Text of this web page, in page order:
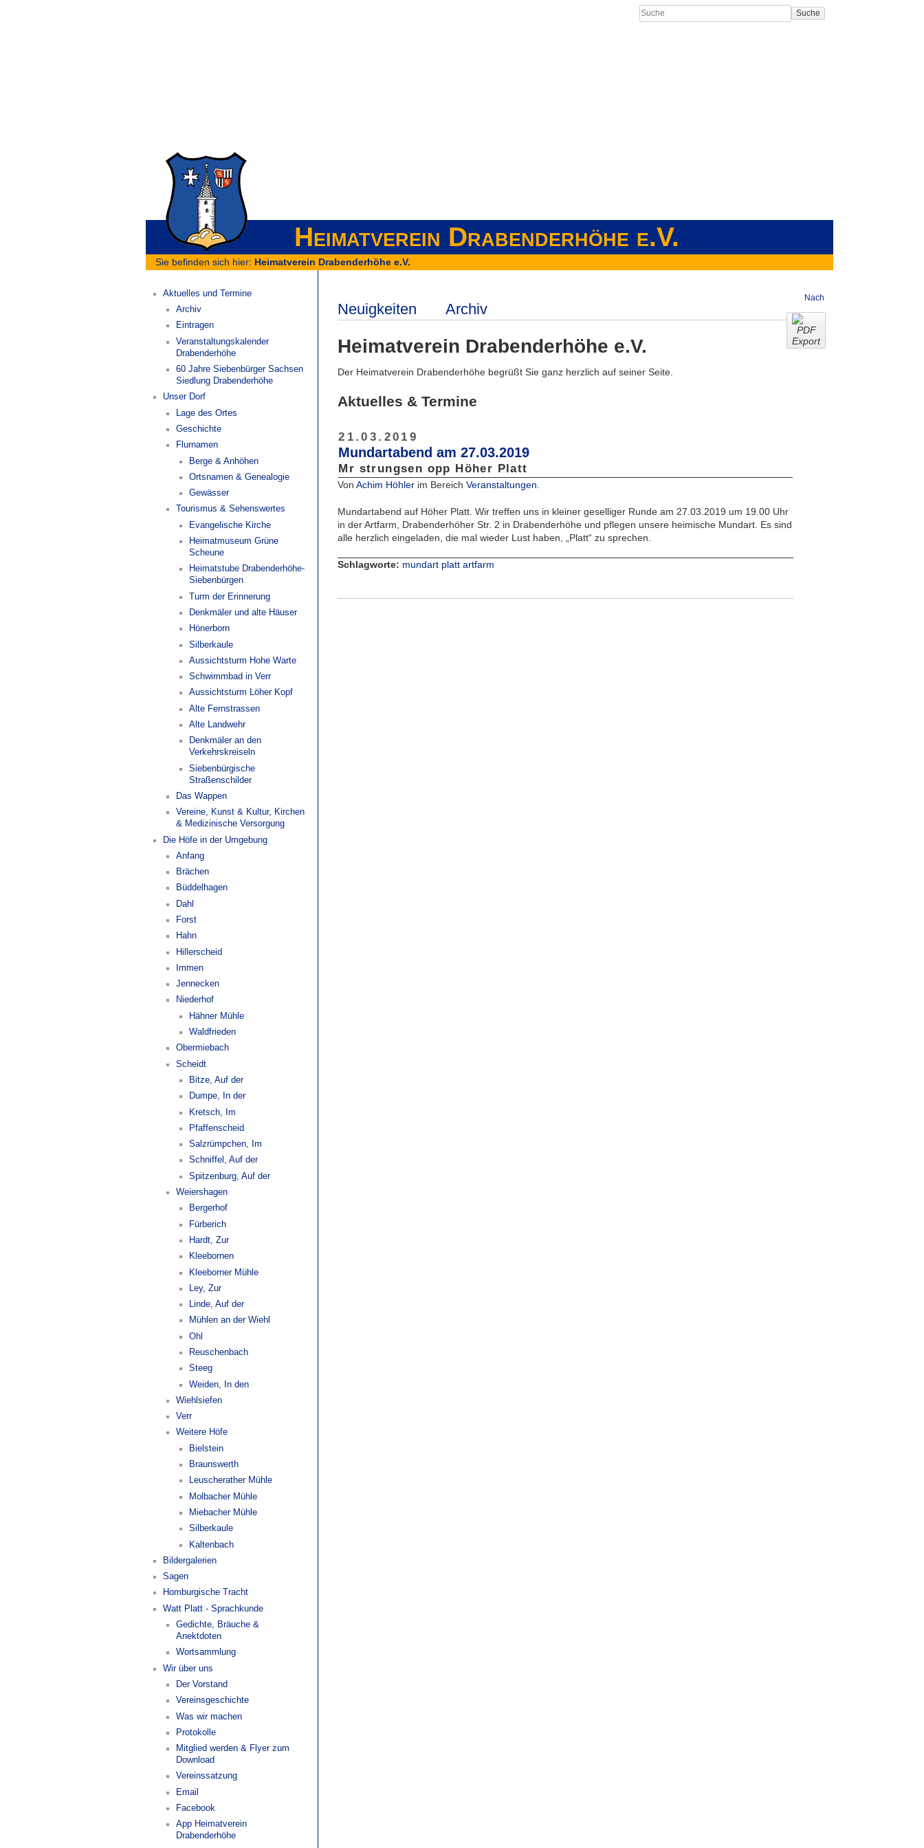
Heimatverein Drabenderhöhe e.V.
Suche
Sie befinden sich hier: Heimatverein Drabenderhöhe e.V.
Aktuelles und Termine
Archiv
Eintragen
Veranstaltungskalender
Drabenderhöhe
60 Jahre Siebenbürger Sachsen
Siedlung Drabenderhöhe
Unser Dorf
Lage des Ortes
Geschichte
Flurnamen
Berge & Anhöhen
Ortsnamen & Genealogie
Gewässer
Tourismus & Sehenswertes
Evangelische Kirche
Heimatmuseum Grüne
Scheune
Heimatstube Drabenderhöhe-
Siebenbürgen
Turm der Erinnerung
Denkmäler und alte Häuser
Hönerborn
Silberkaule
Aussichtsturm Hohe Warte
Schwimmbad in Verr
Aussichtsturm Löher Kopf
Alte Fernstrassen
Alte Landwehr
Denkmäler an den
Verkehrskreiseln
Siebenbürgische
Straßenschilder
Das Wappen
Vereine, Kunst & Kultur, Kirchen
& Medizinische Versorgung
Die Höfe in der Umgebung
Anfang
Brächen
Büddelhagen
Dahl
Forst
Hahn
Hillerscheid
Immen
Jennecken
Niederhof
Hähner Mühle
Waldfrieden
Obermiebach
Scheidt
Bitze, Auf der
Dumpe, In der
Kretsch, Im
Pfaffenscheid
Salzrümpchen, Im
Schniffel, Auf der
Spitzenburg, Auf der
Weiershagen
Bergerhof
Fürberich
Hardt, Zur
Kleebornen
Kleeborner Mühle
Ley, Zur
Linde, Auf der
Mühlen an der Wiehl
Ohl
Reuschenbach
Steeg
Weiden, In den
Wiehlsiefen
Verr
Weitere Höfe
Bielstein
Braunswerth
Leuscherather Mühle
Molbacher Mühle
Miebacher Mühle
Silberkaule
Kaltenbach
Bildergalerien
Sagen
Homburgische Tracht
Watt Platt - Sprachkunde
Gedichte, Bräuche &
Anektdoten
Wortsammlung
Wir über uns
Der Vorstand
Vereinsgeschichte
Was wir machen
Protokolle
Mitglied werden & Flyer zum
Download
Vereinssatzung
Email
Facebook
App Heimatverein
Drabenderhöhe
Neuigkeiten Archiv
Heimatverein Drabenderhöhe e.V.
Der Heimatverein Drabenderhöhe begrüßt Sie ganz herzlich auf seiner Seite.
Aktuelles & Termine
21.03.2019
Mundartabend am 27.03.2019
Mr strungsen opp Höher Platt
Von Achim Höhler im Bereich Veranstaltungen
Mundartabend auf Höher Platt. Wir treffen uns in kleiner geselliger Runde am 27.03.2019 um 19.00 Uhr
in der Artfarm, Drabenderhöher Str. 2 in Drabenderhöhe und pflegen unsere heimische Mundart. Es sind
alle herzlich eingeladen, die mal wieder Lust haben, „Platt“ zu sprechen.
Schlagworte: mundart platt artfarm
Nach oben